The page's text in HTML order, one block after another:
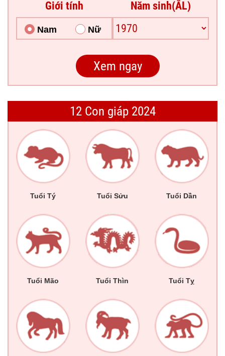
Giới tính
Nam Nữ
Năm sinh(ÂL)
12 Con giáp 2024
Tuổi Tý Tuổi Sửu Tuổi Dần
Tuổi Mão Tuổi Thìn Tuổi Tỵ